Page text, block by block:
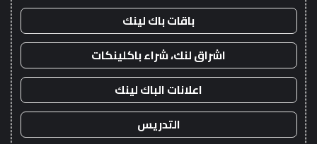
باقات باك لينك
اشراق لنك، شراء باكلينكات
اعلانات الباك لينك
التدريس